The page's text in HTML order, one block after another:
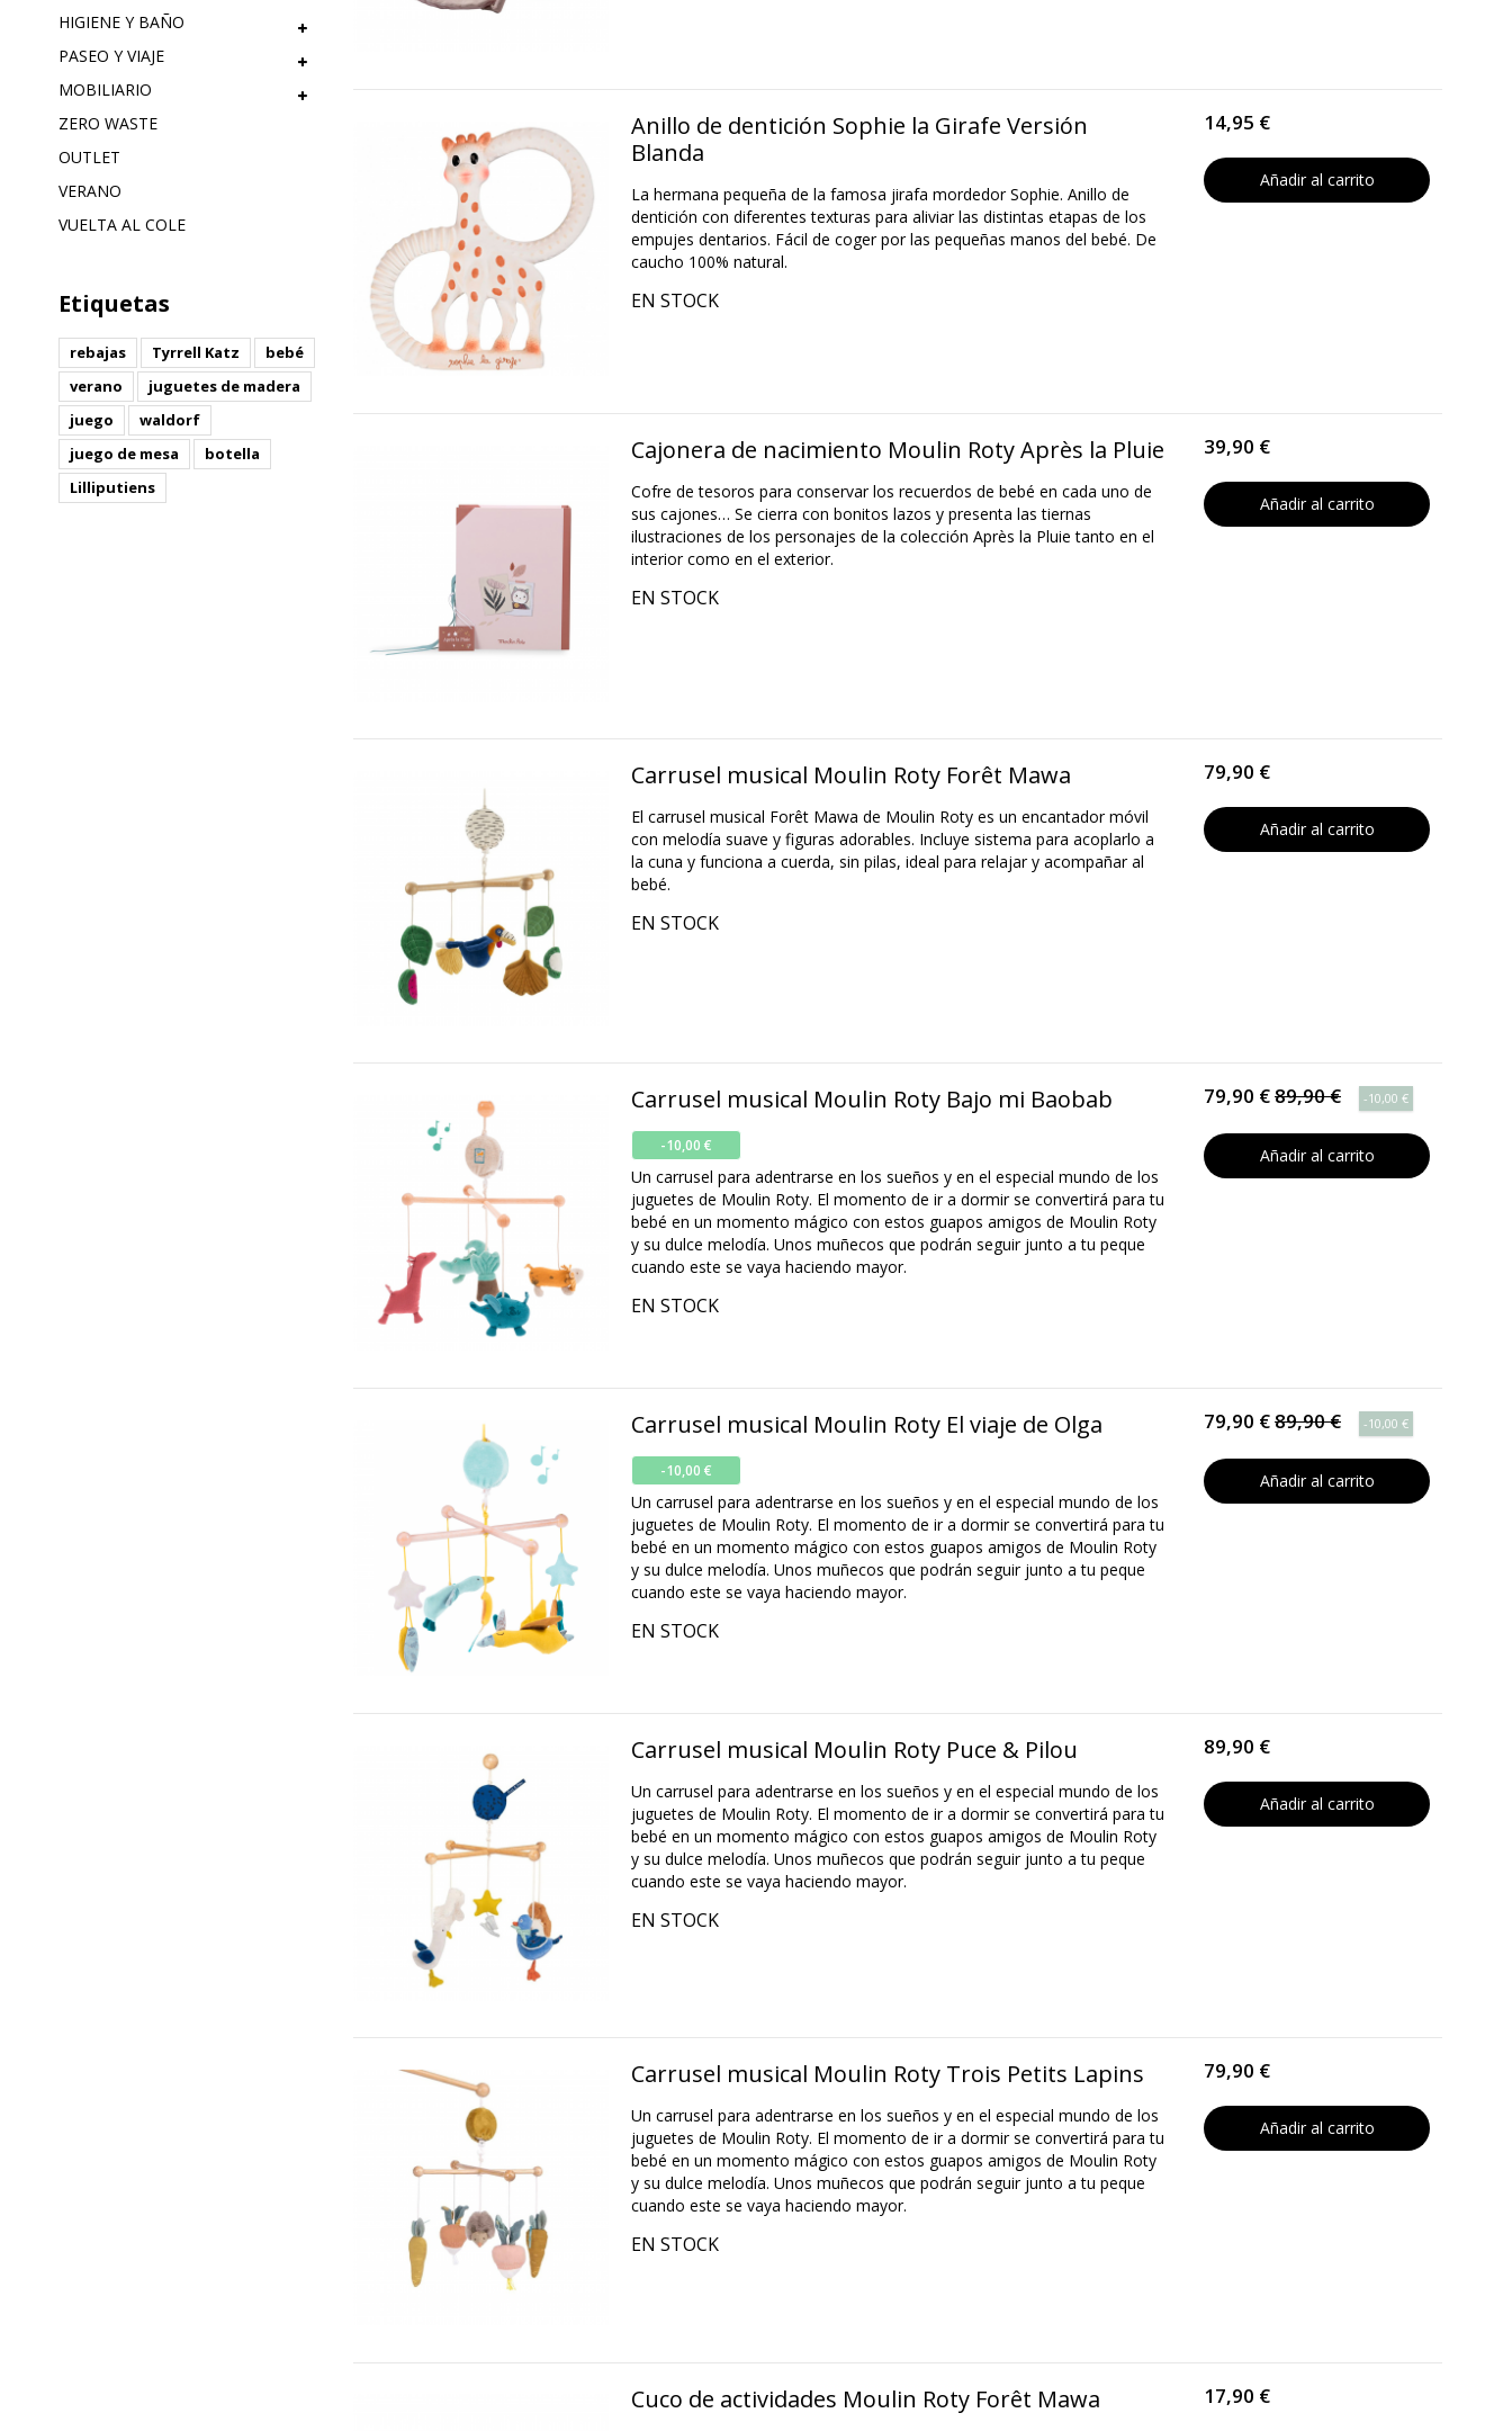
Anillo de dentición Sophie la Girafe Versión
Blanda
La hermana pequeña de la famosa jirafa mordedor Sophie. Anillo de
dentición con diferentes texturas para aliviar las distintas etapas de los
empujes dentarios. Fácil de coger por las pequeñas manos del bebé. De
caucho 100% natural.
EN STOCK
14,95 €
Añadir al carrito
Cajonera de nacimiento Moulin Roty Après la Pluie
Cofre de tesoros para conservar los recuerdos de bebé en cada uno de
sus cajones… Se cierra con bonitos lazos y presenta las tiernas
ilustraciones de los personajes de la colección Après la Pluie tanto en el
interior como en el exterior.
EN STOCK
39,90 €
Añadir al carrito
Carrusel musical Moulin Roty Forêt Mawa
El carrusel musical Forêt Mawa de Moulin Roty es un encantador móvil
con melodía suave y figuras adorables. Incluye sistema para acoplarlo a
la cuna y funciona a cuerda, sin pilas, ideal para relajar y acompañar al
bebé.
EN STOCK
79,90 €
Añadir al carrito
Carrusel musical Moulin Roty Bajo mi Baobab
-10,00 €
Un carrusel para adentrarse en los sueños y en el especial mundo de los
juguetes de Moulin Roty. El momento de ir a dormir se convertirá para tu
bebé en un momento mágico con estos guapos amigos de Moulin Roty
y su dulce melodía. Unos muñecos que podrán seguir junto a tu peque
cuando este se vaya haciendo mayor.
EN STOCK
79,90 €89,90 € -10,00 €
Añadir al carrito
Carrusel musical Moulin Roty El viaje de Olga
-10,00 €
Un carrusel para adentrarse en los sueños y en el especial mundo de los
juguetes de Moulin Roty. El momento de ir a dormir se convertirá para tu
bebé en un momento mágico con estos guapos amigos de Moulin Roty
y su dulce melodía. Unos muñecos que podrán seguir junto a tu peque
cuando este se vaya haciendo mayor.
EN STOCK
79,90 €89,90 € -10,00 €
Añadir al carrito
Carrusel musical Moulin Roty Puce & Pilou
Un carrusel para adentrarse en los sueños y en el especial mundo de los
juguetes de Moulin Roty. El momento de ir a dormir se convertirá para tu
bebé en un momento mágico con estos guapos amigos de Moulin Roty
y su dulce melodía. Unos muñecos que podrán seguir junto a tu peque
cuando este se vaya haciendo mayor.
EN STOCK
89,90 €
Añadir al carrito
Carrusel musical Moulin Roty Trois Petits Lapins
Un carrusel para adentrarse en los sueños y en el especial mundo de los
juguetes de Moulin Roty. El momento de ir a dormir se convertirá para tu
bebé en un momento mágico con estos guapos amigos de Moulin Roty
y su dulce melodía. Unos muñecos que podrán seguir junto a tu peque
cuando este se vaya haciendo mayor.
EN STOCK
79,90 €
Añadir al carrito
Cuco de actividades Moulin Roty Forêt Mawa 17,90 €
HIGIENE Y BAÑO
PASEO Y VIAJE
MOBILIARIO
ZERO WASTE
OUTLET
VERANO
VUELTA AL COLE
Etiquetas
rebajas Tyrrell Katz
bebé
verano
juguetes de madera
juego
waldorf
juego de mesa
botella
Lilliputiens